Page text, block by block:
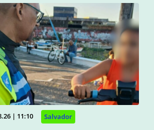
| 11:10 Salvador